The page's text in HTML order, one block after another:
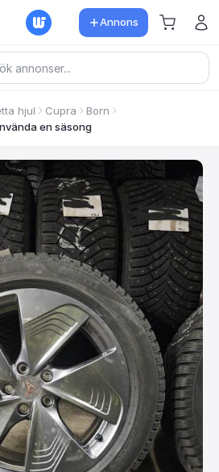
Annons
hjul Cupra
Born
en säsong